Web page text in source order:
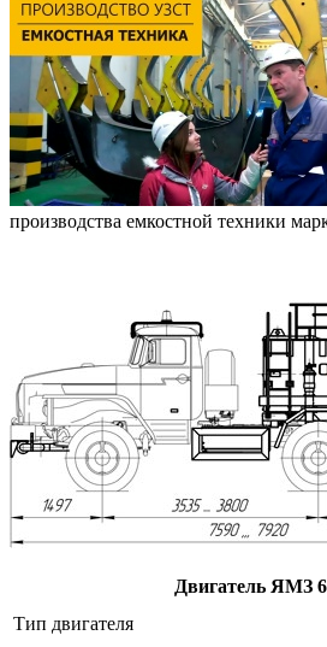
производства емкостной техники
Двигатель ЯМЗ
Тип двигателя